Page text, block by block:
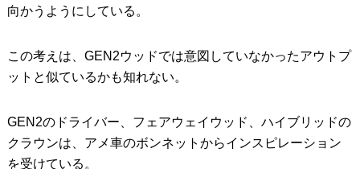
向かうようにしている。
この考えは、GEN2ウッドでは意図していなかったアウトプ
ットと似ているかも知れない。
GEN2のドライバー、フェアウェイウッド、ハイブリッドの
クラウンは、アメ車のボンネットからインスピレーション
を受けている。